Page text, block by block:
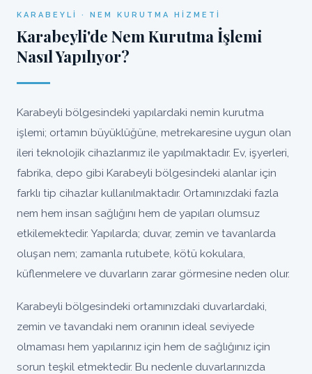
KARABEYLI · NEM KURUTMA HIZMETI
Karabeyli'de Nem Kurutma İşlemi
Nasıl Yapılıyor?
Karabeyli bölgesindeki yapılardaki nemin kurutma
işlemi; ortamın büyüklüğüne, metrekaresine uygun olan
ileri teknolojik cihazlarımız ile yapılmaktadır. Ev, işyerleri,
fabrika, depo gibi Karabeyli bölgesindeki alanlar için
farklı tip cihazlar kullanılmaktadır. Ortamınızdaki fazla
nem hem insan sağlığını hem de yapıları olumsuz
etkilemektedir. Yapılarda; duvar, zemin ve tavanlarda
oluşan nem; zamanla rutubete, kötü kokulara,
küflenmelere ve duvarların zarar görmesine neden olur.
Karabeyli bölgesindeki ortamınızdaki duvarlardaki,
zemin ve tavandaki nem oranının ideal seviyede
olmaması hem yapılarınız için hem de sağlığınız için
sorun teşkil etmektedir. Bu nedenle duvarlarınızda